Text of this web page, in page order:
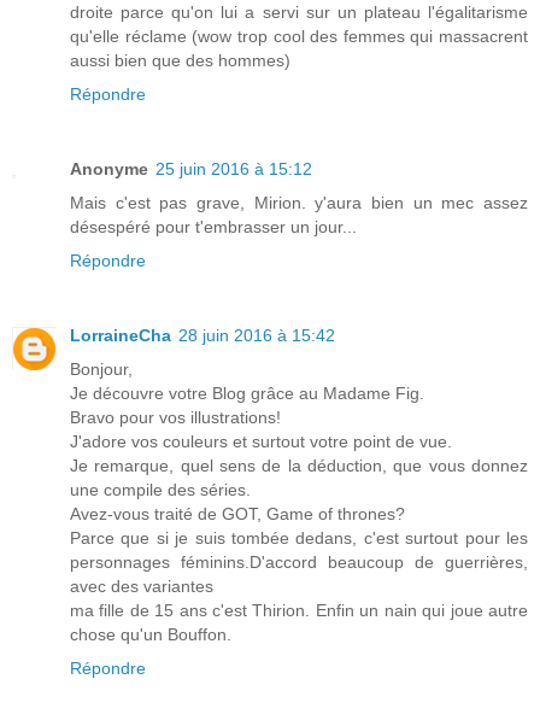
droite parce qu'on lui a servi sur un plateau l'égalitarisme
qu'elle réclame (wow trop cool des femmes qui massacrent
aussi bien que des hommes)
Répondre
Anonyme 25 juin 2016 à 15:12
Mais c'est pas grave, Mirion. y'aura bien un mec assez
désespéré pour t'embrasser un jour...
Répondre
LorraineCha 28 juin 2016 à 15:42
Bonjour,
Je découvre votre Blog grâce au Madame Fig.
Bravo pour vos illustrations!
J'adore vos couleurs et surtout votre point de vue.
Je remarque, quel sens de la déduction, que vous donnez
une compile des séries.
Avez-vous traité de GOT, Game of thrones?
Parce que si je suis tombée dedans, c'est surtout pour les
personnages féminins.D'accord beaucoup de guerrières,
avec des variantes
ma fille de 15 ans c'est Thirion. Enfin un nain qui joue autre
chose qu'un Bouffon.
Répondre